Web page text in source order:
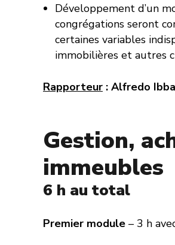
Développement d’un
congrégations seront
certaines variables
immobilières et autres
Rapporteur : Alfredo
Gestion,
immeubles
6 h au total
Premier module – 3 h